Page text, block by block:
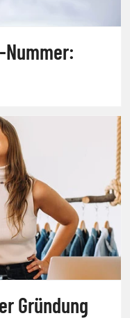
Nummer:
Gründung